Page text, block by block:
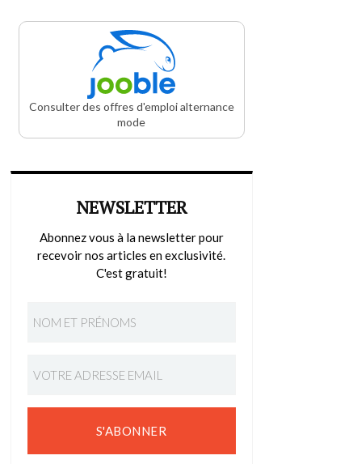
Consulter des offres d'emploi alternance
mode
NEWSLETTER
Abonnez vous à la newsletter pour
recevoir nos articles en exclusivité.
C'est gratuit!
S'ABONNER